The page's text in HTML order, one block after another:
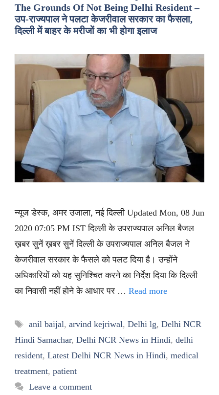
The Grounds Of Not Being Delhi Resident –
उप-राज्यपाल ने पलटा केजरीवाल सरकार का फैसला,
दिल्ली में बाहर के मरीजों का भी होगा इलाज
न्यूज डेस्क, अमर उजाला, नई दिल्ली Updated Mon, 08 Jun
2020 07:05 PM IST दिल्ली के उपराज्यपाल अनिल बैजल
ख़बर सुनें ख़बर सुनें दिल्ली के उपराज्यपाल अनिल बैजल ने
केजरीवाल सरकार के फैसले को पलट दिया है। उन्होंने
अधिकारियों को यह सुनिश्चित करने का निर्देश दिया कि दिल्ली
का निवासी नहीं होने के आधार पर … Read more
Tags
anil baijal, arvind kejriwal, Delhi lg, Delhi NCR
Hindi Samachar, Delhi NCR News in Hindi, delhi
resident, Latest Delhi NCR News in Hindi, medical
treatment, patient
Leave a comment